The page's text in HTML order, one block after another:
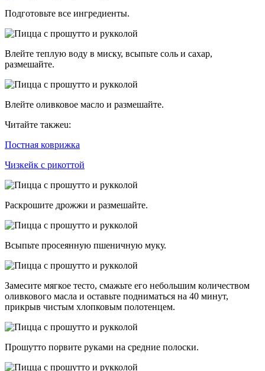
Подготовьте все ингредиенты.
Влейте теплую воду в миску, всыпьте соль и сахар,
размешайте.
Влейте оливковое масло и размешайте.
Читайте такжеu:
Постная коврижка
Чизкейк с рикоттой
Раскрошите дрожжи и размешайте.
Всыпьте просеянную пшеничную муку.
Замесите мягкое тесто, смажьте его небольшим количеством
оливкового масла и оставьте подниматься на 40 минут,
прикрыв чистым хлопковым полотенцем.
Прошутто порвите руками на средние полоски.